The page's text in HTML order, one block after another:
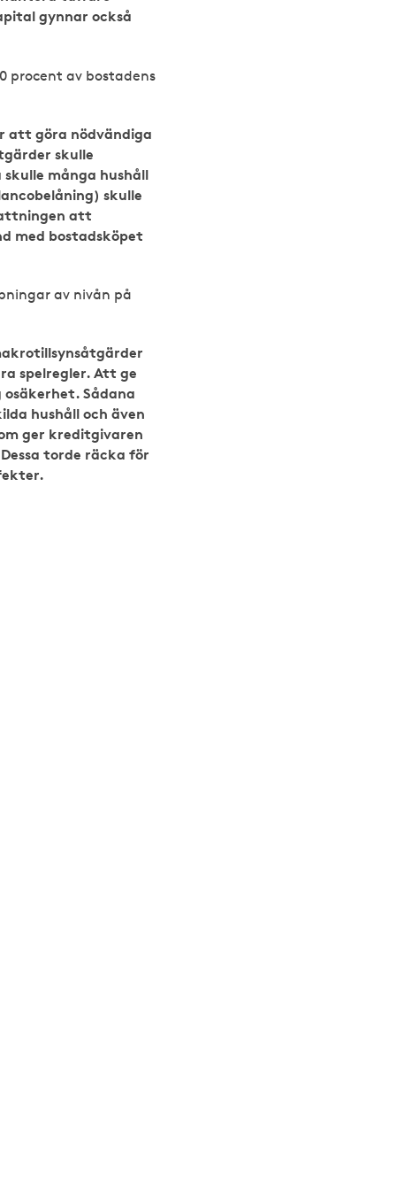
gynnar också
procent av bostadens
att göra nödvändiga
skulle
många hushåll
skulle
att
med bostadsköpet
av nivån på
spelregler. Att ge
Sådana
hushåll och även
ger kreditgivaren
torde räcka för